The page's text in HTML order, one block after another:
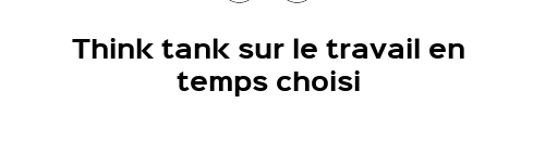
par
mail
Think tank sur le travail en
temps choisi